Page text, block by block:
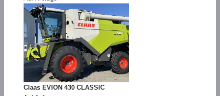
Claas EVION 430 CLASSIC